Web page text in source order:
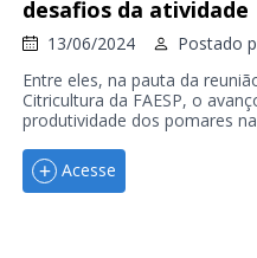
desafios da atividade
13/06/2024 Postado
Entre eles, na pauta da
Citricultura da FAESP, o
produtividade dos pomares
Acesse